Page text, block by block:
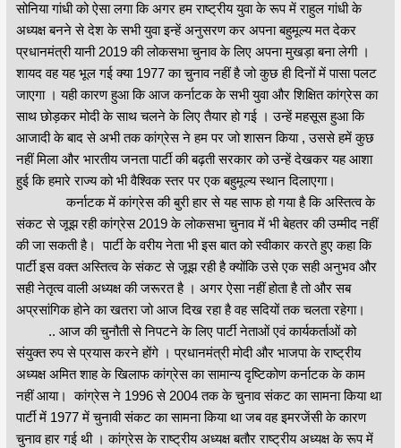
सोनिया गांधी को ऐसा लगा कि अगर हम राष्ट्रीय युवा के रूप में राहुल गांधी के
अध्यक्ष बनने से देश के सभी युवा इन्हें अनुसरण कर अपना बहुमूल्य मत देकर
प्रधानमंत्री यानी 2019 की लोकसभा चुनाव के लिए अपना मुखड़ा बना लेगी ।
शायद वह यह भूल गई क्या 1977 का चुनाव नहीं है जो कुछ ही दिनों में पासा पलट
जाएगा । यही कारण हुआ कि आज कर्नाटक के सभी युवा और शिक्षित कांग्रेस का
साथ छोड़कर मोदी के साथ चलने के लिए तैयार हो गई । उन्हें महसूस हुआ कि
आजादी के बाद से अभी तक कांग्रेस ने हम पर जो शासन किया , उससे हमें कुछ
नहीं मिला और भारतीय जनता पार्टी की बढ़ती सरकार को उन्हें देखकर यह आशा
हुई कि हमारे राज्य को भी वैश्विक स्तर पर एक बहुमूल्य स्थान दिलाएगा।
कर्नाटक में कांग्रेस की बुरी हार से यह साफ हो गया है कि अस्तित्व के
संकट से जूझ रही कांग्रेस 2019 के लोकसभा चुनाव में भी बेहतर की उम्मीद नहीं
की जा सकती है। पार्टी के वरीय नेता भी इस बात को स्वीकार करते हुए कहा कि
पार्टी इस वक्त अस्तित्व के संकट से जूझ रही है क्योंकि उसे एक सही अनुभव और
सही नेतृत्व वाली अध्यक्ष की जरूरत है । अगर ऐसा नहीं होता है तो और सब
अप्रसांगिक होने का खतरा जो आज दिख रहा है वह सदियों तक चलता रहेगा।
.. आज की चुनौती से निपटने के लिए पार्टी नेताओं एवं कार्यकर्ताओं को
संयुक्त रुप से प्रयास करने होंगे । प्रधानमंत्री मोदी और भाजपा के राष्ट्रीय
अध्यक्ष अमित शाह के खिलाफ कांग्रेस का सामान्य दृष्टिकोण कर्नाटक के काम
नहीं आया। कांग्रेस ने 1996 से 2004 तक के चुनाव संकट का सामना किया था
पार्टी में 1977 में चुनावी संकट का सामना किया था जब वह इमरजेंसी के कारण
चुनाव हार गई थी । कांग्रेस के राष्ट्रीय अध्यक्ष बतौर राष्ट्रीय अध्यक्ष के रूप में